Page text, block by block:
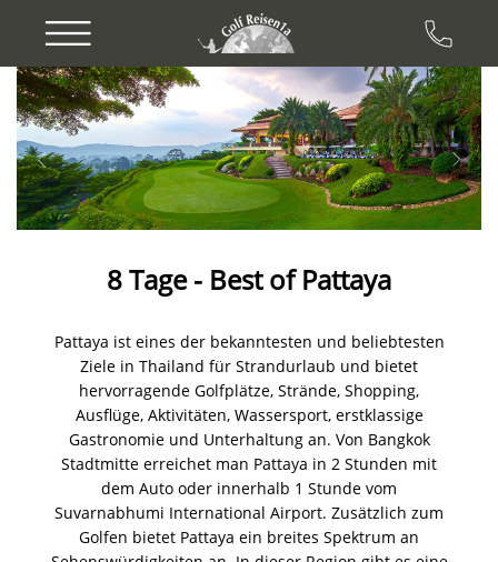
Previous Next
8 Tage - Best of Pattaya
Pattaya ist eines der bekanntesten und beliebtesten
Ziele in Thailand für Strandurlaub und bietet
hervorragende Golfplätze, Strände, Shopping,
Ausflüge, Aktivitäten, Wassersport, erstklassige
Gastronomie und Unterhaltung an. Von Bangkok
Stadtmitte erreichet man Pattaya in 2 Stunden mit
dem Auto oder innerhalb 1 Stunde vom
Suvarnabhumi International Airport. Zusätzlich zum
Golfen bietet Pattaya ein breites Spektrum an